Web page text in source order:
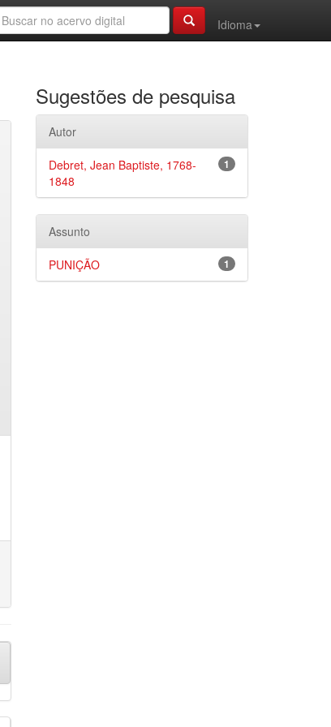
Idioma
Sugestões de pesquisa
Autor
1
Debret, Jean Baptiste, 1768-
1848
Assunto
1
PUNIÇÃO